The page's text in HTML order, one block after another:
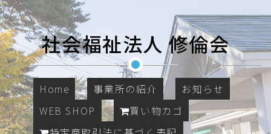
社会福祉法人 修倫会
Home 事業所の紹介
お知らせ
WEB SHOP
買い物カゴ